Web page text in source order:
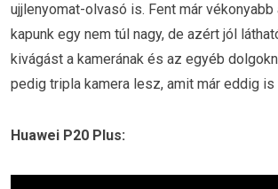
ujjlenyomat-olvasó is. Fent már vékonyabb
kapunk egy nem túl nagy, de azért jól
kivágást a kamerának és az egyéb
pedig tripla kamera lesz, amit már eddig is
Huawei P20 Plus: